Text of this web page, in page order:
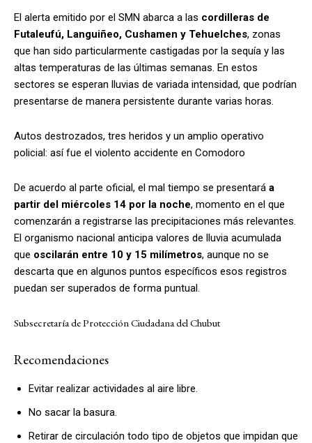
El alerta emitido por el SMN abarca a las cordilleras de
Futaleufú, Languiñeo, Cushamen y Tehuelches, zonas
que han sido particularmente castigadas por la sequía y las
altas temperaturas de las últimas semanas. En estos
sectores se esperan lluvias de variada intensidad, que podrían
presentarse de manera persistente durante varias horas.
Autos destrozados, tres heridos y un amplio operativo
policial: así fue el violento accidente en Comodoro
De acuerdo al parte oficial, el mal tiempo se presentará a
partir del miércoles 14 por la noche, momento en el que
comenzarán a registrarse las precipitaciones más relevantes.
El organismo nacional anticipa valores de lluvia acumulada
que oscilarán entre 10 y 15 milímetros, aunque no se
descarta que en algunos puntos específicos esos registros
puedan ser superados de forma puntual.
Subsecretaría de Protección Ciudadana del Chubut
Recomendaciones
Evitar realizar actividades al aire libre.
No sacar la basura.
Retirar de circulación todo tipo de objetos que impidan que